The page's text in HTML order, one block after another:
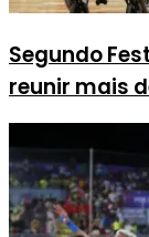
Segundo
reunir mais